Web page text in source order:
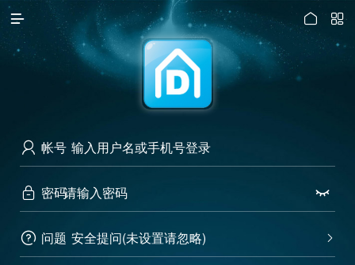
访问电脑版
 

 帐号
 密码 
 问题 
安全提问(未设置请忽略)